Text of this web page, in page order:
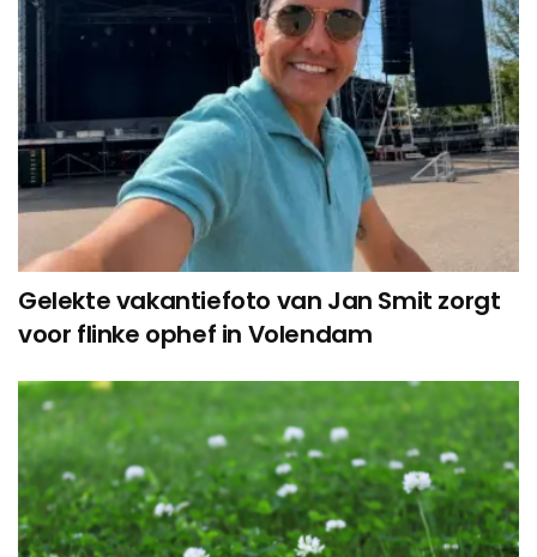
Gelekte vakantiefoto van Jan Smit zorgt
voor flinke ophef in Volendam